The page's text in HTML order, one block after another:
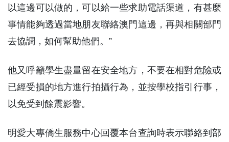
以這邊可以做的，可以給一些求助電話渠道，有甚麼
事情能夠透過當地朋友聯絡澳門這邊，再與相關部門
去協調，如何幫助他們。”
他又呼籲學生盡量留在安全地方，不要在相對危險或
已經受損的地方進行拍攝行為，並按學校指引行事，
以免受到餘震影響。
明愛大專僑生服務中心回覆本台查詢時表示聯絡到部